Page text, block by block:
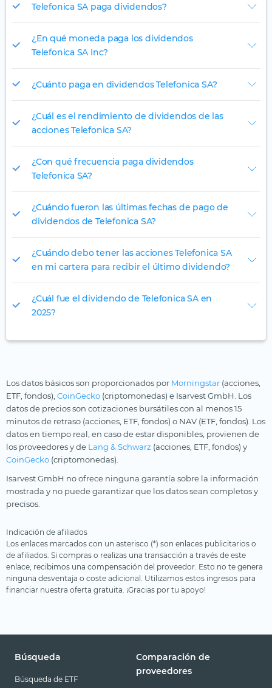
Telefonica SA paga dividendos?
¿En qué moneda paga los dividendos
Telefonica SA Inc?
¿Cuánto paga en dividendos Telefonica SA?
¿Cuál es el rendimiento de dividendos de las
acciones Telefonica SA?
¿Con qué frecuencia paga dividendos
Telefonica SA?
¿Cuándo fueron las últimas fechas de pago de
dividendos de Telefonica SA?
¿Cuándo debo tener las acciones Telefonica SA
en mi cartera para recibir el último dividendo?
¿Cuál fue el dividendo de Telefonica SA en
2025?
Los datos básicos son proporcionados por Morningstar (acciones,
ETF, fondos), CoinGecko (criptomonedas) e Isarvest GmbH. Los
datos de precios son cotizaciones bursátiles con al menos 15
minutos de retraso (acciones, ETF, fondos) o NAV (ETF, fondos). Los
datos en tiempo real, en caso de estar disponibles, provienen de
los proveedores y de Lang & Schwarz (acciones, ETF, fondos) y
CoinGecko (criptomonedas).
Isarvest GmbH no ofrece ninguna garantía sobre la información
mostrada y no puede garantizar que los datos sean completos y
precisos.
Indicación de afiliados
Los enlaces marcados con un asterisco (*) son enlaces publicitarios o
de afiliados. Si compras o realizas una transacción a través de este
enlace, recibimos una compensación del proveedor. Esto no te genera
ninguna desventaja o coste adicional. Utilizamos estos ingresos para
financiar nuestra oferta gratuita. ¡Gracias por tu apoyo!
Búsqueda
Búsqueda de ETF
Comparación de
proveedores